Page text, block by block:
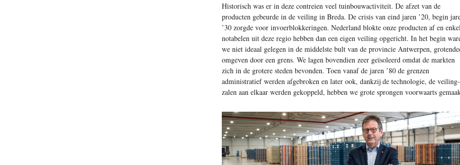
Historisch was er in deze contreien veel tuinbouwactiviteit. De afzet van de
producten gebeurde in de veiling in Breda. De crisis van eind jaren ’20, begin
’30 zorgde voor invoerblokkeringen. Nederland blokte onze producten af en
notabelen uit deze regio hebben dan een eigen veiling opgericht. In het begin
we niet ideaal gelegen in de middelste bult van de provincie Antwerpen,
omgeven door een grens. We lagen bovendien zeer geïsoleerd omdat de markten
zich in de ­grotere steden bevonden. Toen vanaf de jaren ’80 de grenzen
administratief werden afgebroken en later ook, dankzij de technologie, de veiling­
zalen aan elkaar werden ­gekoppeld, hebben we grote ­sprongen voorwaarts